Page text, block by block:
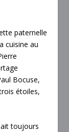
paternelle
cuisine au
Bocuse,
étoiles,
toujours